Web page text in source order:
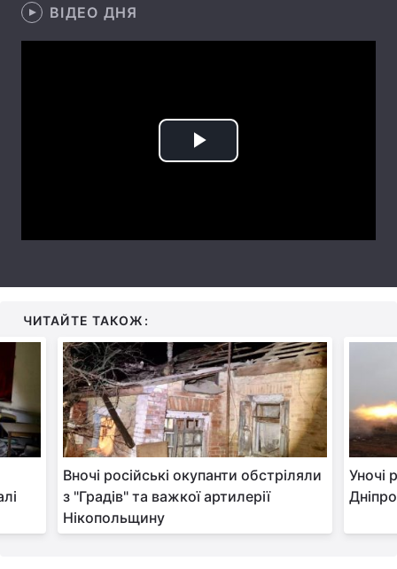
Лонгріди
Тема оформлення
ВІДЕО ДНЯ
Play
ЧИТАЙТЕ ТАКОЖ:
Вночі російські окупанти обстріляли
з "Градів" та важкої артилерії
Нікопольщину
Уночі